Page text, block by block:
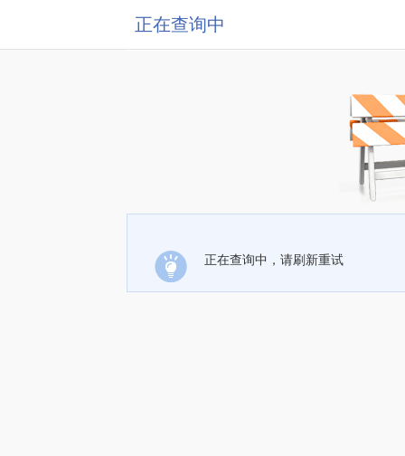
正在查询中
正在查询中，请刷新重试